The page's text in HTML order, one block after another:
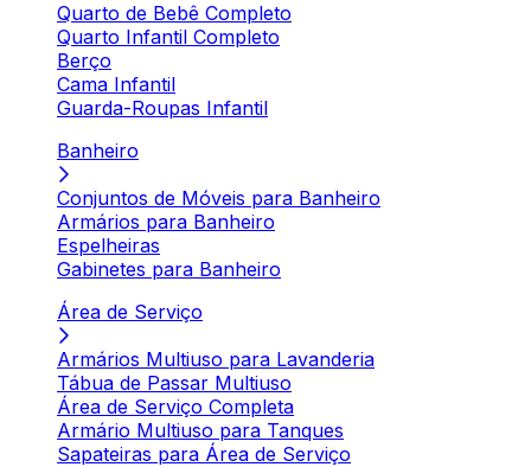
Quarto de Bebê Completo
Quarto Infantil Completo
Berço
Cama Infantil
Guarda-Roupas Infantil
Banheiro
Conjuntos de Móveis para Banheiro
Armários para Banheiro
Espelheiras
Gabinetes para Banheiro
Área de Serviço
Armários Multiuso para Lavanderia
Tábua de Passar Multiuso
Área de Serviço Completa
Armário Multiuso para Tanques
Sapateiras para Área de Serviço